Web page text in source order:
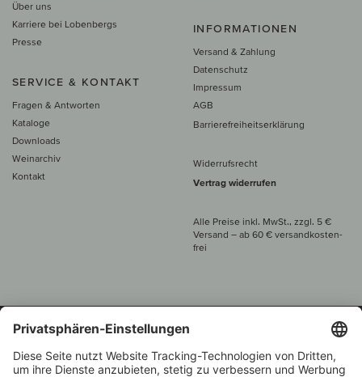
Über uns
Karriere bei Lobenbergs
Presse
SERVICE & KONTAKT
Fragen & Antworten
Kataloge
Downloads
Weinarchiv
Kontakt
INFORMATIONEN
Versand & Zahlung
Datenschutz
Impressum
AGB
Barrierefreiheitserklärung
Widerrufsrecht
Vertrag widerrufen
Alle Preise inkl. MwSt., zzgl. 5 €
Versand – ab 60 € versand­kosten­
frei
Beratung unter
+49 421 696 797-0